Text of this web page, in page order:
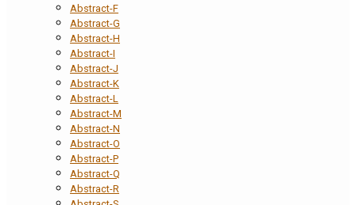
Abstract-F
Abstract-G
Abstract-H
Abstract-I
Abstract-J
Abstract-K
Abstract-L
Abstract-M
Abstract-N
Abstract-O
Abstract-P
Abstract-Q
Abstract-R